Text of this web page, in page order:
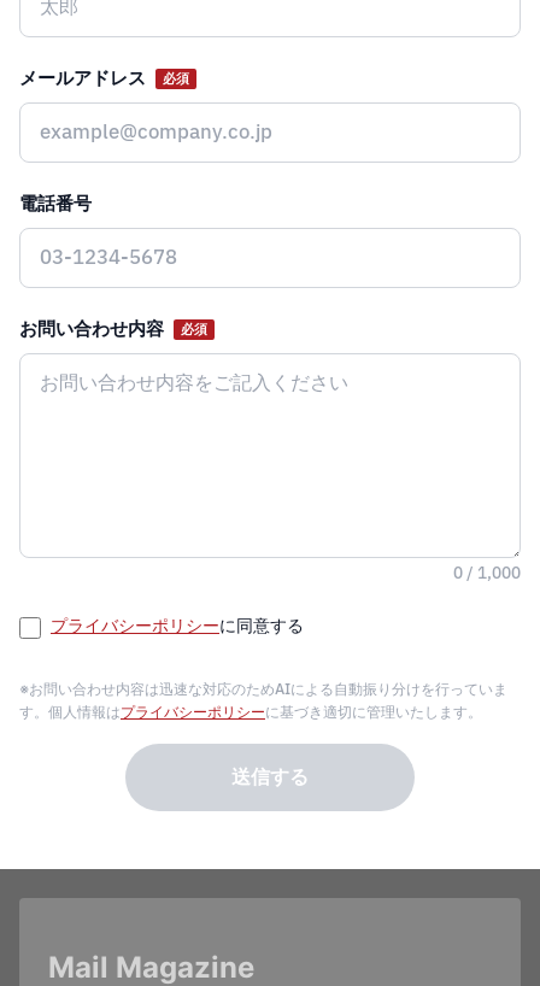
メールアドレス 必須
電話番号
お問い合わせ内容 必須
0 / 1,000
プライバシーポリシーに同意する
※お問い合わせ内容は迅速な対応のためAIによる自動振り分けを行っていま
す。個人情報はプライバシーポリシーに基づき適切に管理いたします。
送信する
Mail Magazine